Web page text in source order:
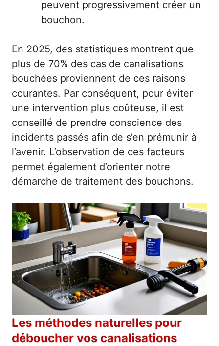
peuvent progressivement créer un
bouchon.
En 2025, des statistiques montrent que
plus de 70% des cas de canalisations
bouchées proviennent de ces raisons
courantes. Par conséquent, pour éviter
une intervention plus coûteuse, il est
conseillé de prendre conscience des
incidents passés afin de s’en prémunir à
l’avenir. L’observation de ces facteurs
permet également d’orienter notre
démarche de traitement des bouchons.
Les méthodes naturelles pour
déboucher vos canalisations